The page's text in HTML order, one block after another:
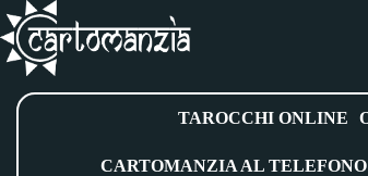
Vai
al
contenuto
TAROCCHI ONLINE
CARTOMANZIA AL